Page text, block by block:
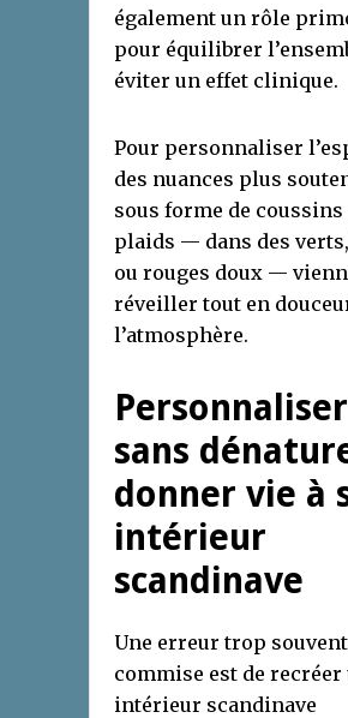
également un rôle
pour équilibrer
éviter un effet clinique.
Pour personnaliser
des nuances plus
sous forme de coussins
plaids — dans des
ou rouges doux —
réveiller tout en
l’atmosphère.
Personnaliser
sans
donner vie à
intérieur
scandinave
Une erreur trop souvent
commise est de recréer
intérieur scandinave